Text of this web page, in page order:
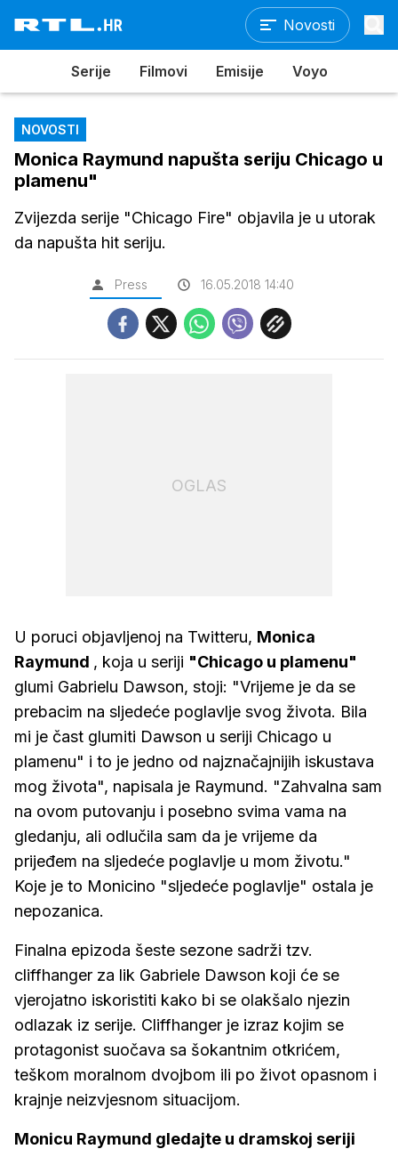
Novosti
Serije Filmovi Emisije Voyo
NOVOSTI
Monica Raymund napušta seriju Chicago u
plamenu"
Zvijezda serije "Chicago Fire" objavila je u utorak
da napušta hit seriju.
Press 16.05.2018 14:40
OGLAS
U poruci objavljenoj na Twitteru, Monica
Raymund , koja u seriji "Chicago u plamenu"
glumi Gabrielu Dawson, stoji: "Vrijeme je da se
prebacim na sljedeće poglavlje svog života. Bila
mi je čast glumiti Dawson u seriji Chicago u
plamenu" i to je jedno od najznačajnijih iskustava
mog života", napisala je Raymund. "Zahvalna sam
na ovom putovanju i posebno svima vama na
gledanju, ali odlučila sam da je vrijeme da
prijeđem na sljedeće poglavlje u mom životu."
Koje je to Monicino "sljedeće poglavlje" ostala je
nepozanica.
Finalna epizoda šeste sezone sadrži tzv.
cliffhanger za lik Gabriele Dawson koji će se
vjerojatno iskoristiti kako bi se olakšalo njezin
odlazak iz serije. Cliffhanger je izraz kojim se
protagonist suočava sa šokantnim otkrićem,
teškom moralnom dvojbom ili po život opasnom i
krajnje neizvjesnom situacijom.
Monicu Raymund gledajte u dramskoj seriji